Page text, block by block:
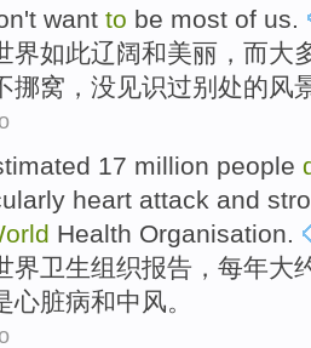
want to be most of us.
界如此辽阔和美丽 ，而大
挪窝， 没见识过别处的风
17 million people
heart attack and
Health Organisation.
界卫生组织报告， 每年大
心脏病和中风。